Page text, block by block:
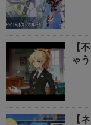
【
ゃ
【